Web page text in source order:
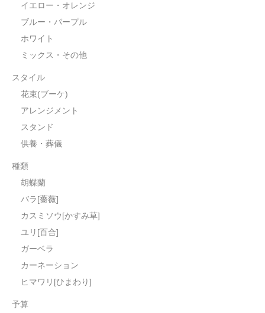
イエロー・オレンジ
ブルー・パープル
ホワイト
ミックス・その他
スタイル
花束(ブーケ)
アレンジメント
スタンド
供養・葬儀
種類
胡蝶蘭
バラ[薔薇]
カスミソウ[かすみ草]
ユリ[百合]
ガーベラ
カーネーション
ヒマワリ[ひまわり]
予算